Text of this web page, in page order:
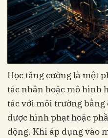
Học tăng cường là một
tác nhân hoặc mô hình
tác với môi trường bằng
được hình phạt hoặc
động. Khi áp dụng vào